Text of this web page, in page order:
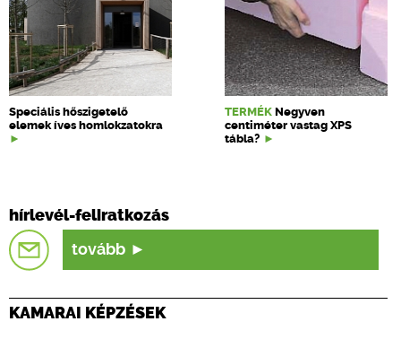
Speciális hőszigetelő
elemek íves homlokzatokra
TERMÉK Negyven
centiméter vastag XPS
tábla?
hírlevél-feliratkozás
tovább
KAMARAI KÉPZÉSEK